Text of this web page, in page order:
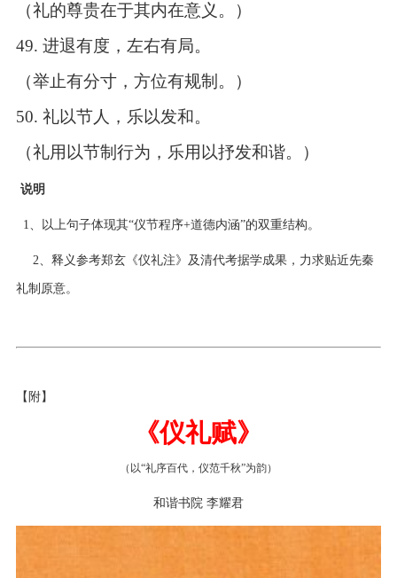
（礼的尊贵在于其内在意义。）
49. 进退有度，左右有局。
（举止有分寸，方位有规制。）
50. 礼以节人，乐以发和。
（礼用以节制行为，乐用以抒发和谐。）
说明
1、以上句子体现其“仪节程序+道德内涵”的双重结构。
2、释义参考郑玄《仪礼注》及清代考据学成果，力求贴近先秦
礼制原意。
【附】
《仪礼赋》
（以“礼序百代，仪范千秋”为韵）
和谐书院 李耀君